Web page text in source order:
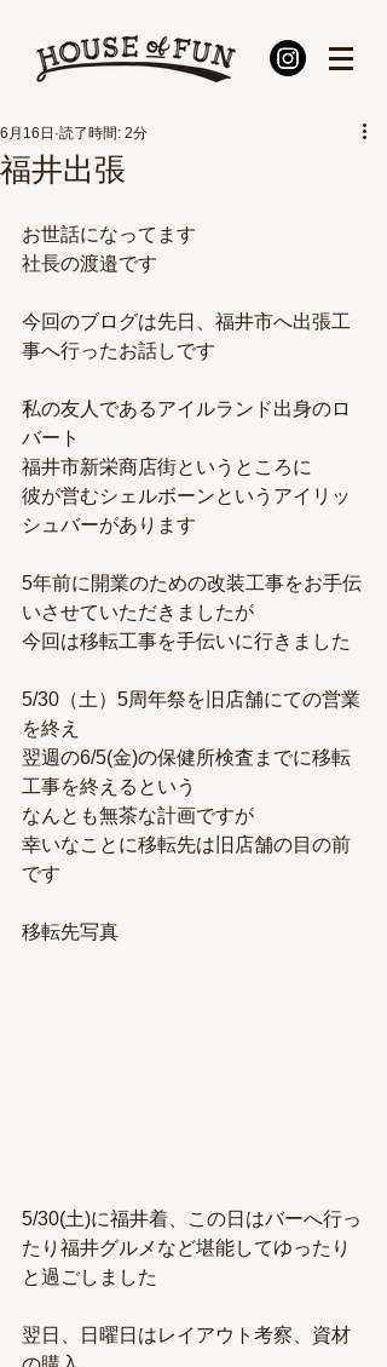
福井出張
6月16日 読了時間: 2分
お世話になってます
社長の渡邉です
今回のブログは先日、福井市へ出張工
事へ行ったお話しです
私の友人であるアイルランド出身のロ
バート
福井市新栄商店街というところに
彼が営むシェルボーンというアイリッ
シュバーがあります
5年前に開業のための改装工事をお手伝
いさせていただきましたが
今回は移転工事を手伝いに行きました
5/30（土）5周年祭を旧店舗にての営業
を終え
翌週の6/5(金)の保健所検査までに移転
工事を終えるという
なんとも無茶な計画ですが
幸いなことに移転先は旧店舗の目の前
です
移転先写真
5/30(土)に福井着、この日はバーへ行っ
たり福井グルメなど堪能してゆったり
と過ごしました
翌日、日曜日はレイアウト考察、資材